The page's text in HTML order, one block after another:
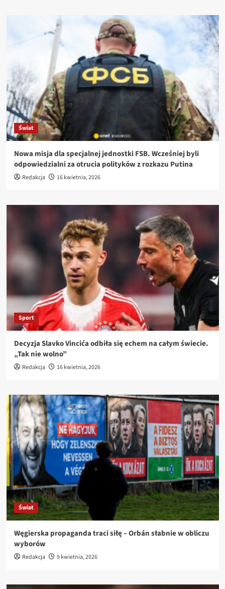
Świat
Nowa misja dla specjalnej jednostki FSB. Wcześniej byli
odpowiedzialni za otrucia polityków z rozkazu Putina
Redakcja 16 kwietnia, 2026
Sport
Decyzja Slavko Vincića odbiła się echem na całym świecie.
„Tak nie wolno”
Redakcja 16 kwietnia, 2026
Świat
Węgierska propaganda traci siłę – Orbán słabnie w obliczu
wyborów
Redakcja 9 kwietnia, 2026